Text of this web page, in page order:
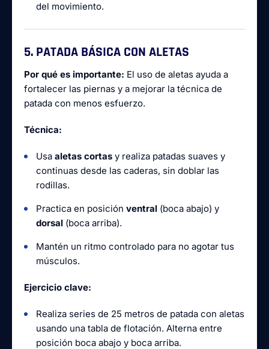
del movimiento.
5. PATADA BÁSICA CON ALETAS
Por qué es importante: El uso de aletas ayuda a
fortalecer las piernas y a mejorar la técnica de
patada con menos esfuerzo.
Técnica:
Usa aletas cortas y realiza patadas suaves y
continuas desde las caderas, sin doblar las
rodillas.
Practica en posición ventral (boca abajo) y
dorsal (boca arriba).
Mantén un ritmo controlado para no agotar tus
músculos.
Ejercicio clave:
Realiza series de 25 metros de patada con aletas
usando una tabla de flotación. Alterna entre
posición boca abajo y boca arriba.